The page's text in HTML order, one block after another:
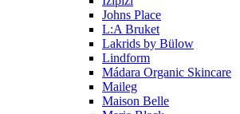
Johns Place
L:A Bruket
Lakrids by Bülow
Lindform
Mádara Organic Skincare
Maileg
Maison Belle